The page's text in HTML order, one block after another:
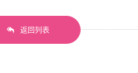
返回列表